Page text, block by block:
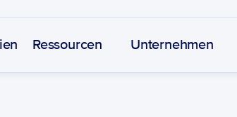
Ressourcen Unternehmen